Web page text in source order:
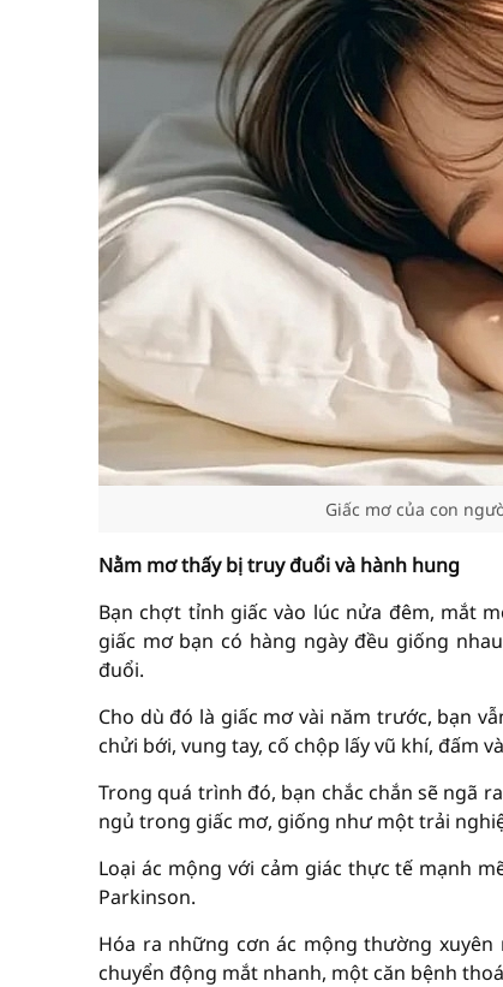
Giấc mơ của con
Nằm mơ thấy bị truy đuổivà hành hung
Bạn chợt tỉnh giấc vào lúc nửa đêm, mắt
giấc mơ bạn có hàng ngày đều giống
đuổi.
Cho dù đó là giấc mơ vài năm trước, bạn
chửi bới, vung tay, cố chộp lấy vũ khí, đấm
Trong quá trình đó, bạn chắc chắn sẽ ngã
ngủ trong giấc mơ, giống như một trải
Loại ác mộng với cảm giác thực tế mạnh
Parkinson.
Hóa ra những cơn ác mộng thường
chuyển động mắt nhanh, một căn bệnh